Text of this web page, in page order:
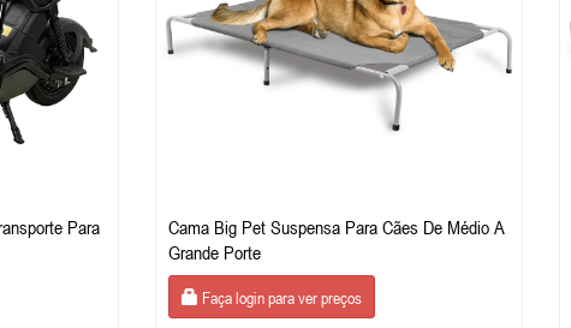
Para
Cama Big Pet Suspensa Para Cães De Médio A
Grande Porte
Faça login para ver preços